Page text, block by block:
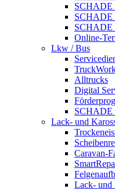
SCHADE
SCHADE
SCHADE
Online-
Lkw / Bus
Alltrucks
Digital
SCHADE
Lack- und
Caravan-
Lack- und